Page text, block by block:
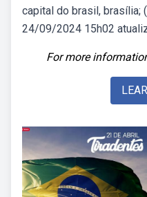
capital do brasil, brasília;
24/09/2024 15h02
For more